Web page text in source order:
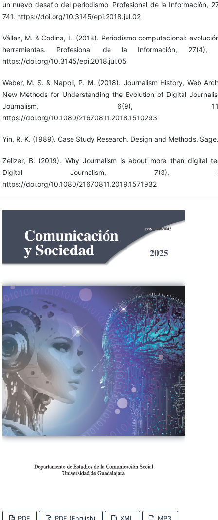
un nuevo desafío del periodismo. Profesional de la Información,
741. https://doi.org/10.3145/epi.2018.jul.02
Vállez, M. & Codina, L. (2018). Periodismo computacional:
herramientas. Profesional de la Información, 27(4),
https://doi.org/10.3145/epi.2018.jul.05
Weber, M. S. & Napoli, P. M. (2018). Journalism History, Web
New Methods for Understanding the Evolution of Digital
Journalism, 6(9), 1186-
https://doi.org/10.1080/21670811.2018.1510293
Yin, R. K. (1989). Case Study Research. Design and Methods. Sage.
Zelizer, B. (2019). Why Journalism is about more than digital
Digital Journalism, 7(3), 343-
https://doi.org/10.1080/21670811.2019.1571932
PDF PDF (English) XML MP3